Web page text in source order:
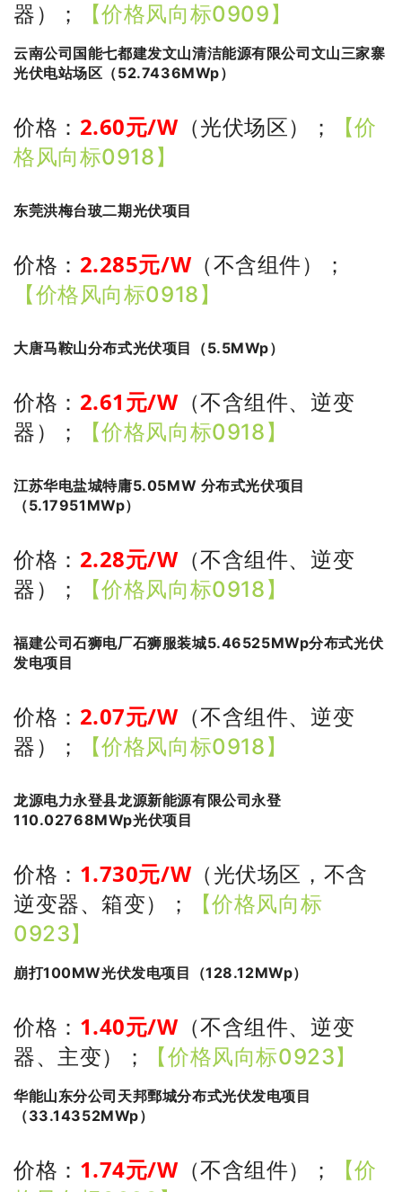
器）
； 【价格风向标0909】
云南公司国能七都建发文山清洁能源有限公司文山三家寨
光伏电站场区（52.7436MWp）
价格： 2.60元/W （光伏场区） ；
【价
格风向标0918】
东莞洪梅台玻二期光伏项目
价格： 2.285元/W （不含组件）
；
【价格风向标0918】
大唐马鞍山分布式光伏项目（5.5MWp）
价格： 2.61元/W （不含组件、逆变
器）
； 【价格风向标0918】
江苏华电盐城特庸5.05MW 分布式光伏项目
（5.17951MWp）
价格： 2.28元/W （不含组件、逆变
器）
； 【价格风向标0918】
福建公司石狮电厂石狮服装城5.46525MWp分布式光伏
发电项目
价格： 2.07元/W （不含组件、逆变
器）
； 【价格风向标0918】
龙源电力永登县龙源新能源有限公司永登
110.02768MWp光伏项目
价格： 1.730元/W （光伏场区，不含
逆变器、箱变）
；
【价格风向标
0923】
崩打100MW光伏发电项目（128.12MWp）
价格： 1.40元/W （不含组件、逆变
器、主变）
； 【价格风向标0923】
华能山东分公司天邦鄄城分布式光伏发电项目
（33.14352MWp）
价格： 1.74元/W （不含组件） ；
【价